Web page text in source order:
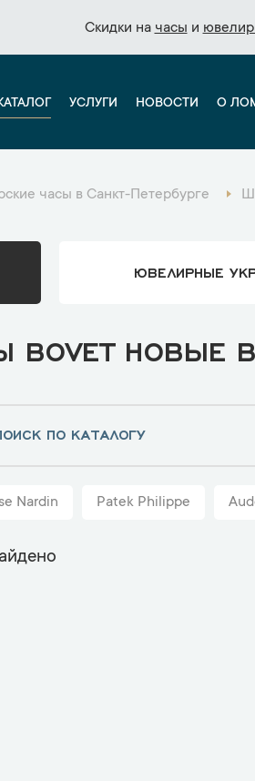
Скидки на часы и
Скидки на часы и
УСЛУГИ НОВОСТИ О
часы в Санкт-Петербурге
ЮВЕЛИРНЫЕ
НОВЫЕ
Nardin Patek Philippe